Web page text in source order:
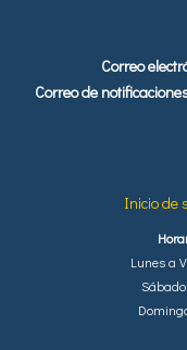
Correo
Correo de
Inicio de
Lunes a